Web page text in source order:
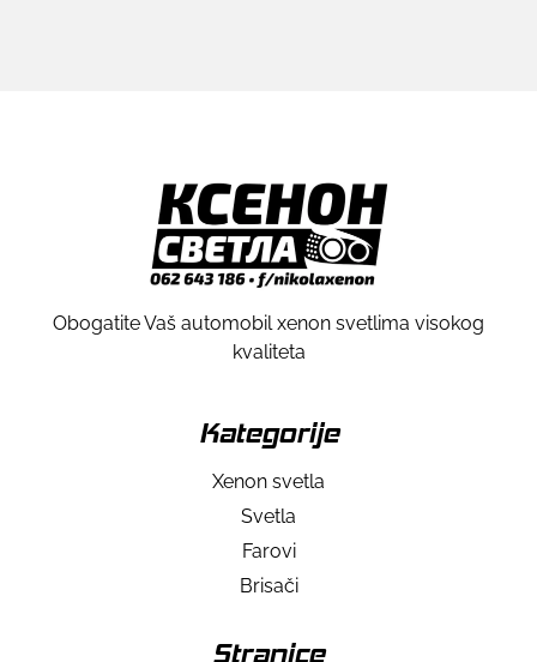
Obogatite Vaš automobil xenon svetlima visokog
kvaliteta
Kategorije
Xenon svetla
Svetla
Farovi
Brisači
Stranice